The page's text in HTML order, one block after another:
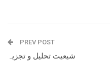
PREV POST
شیعیت تحلیل و تجزیہ